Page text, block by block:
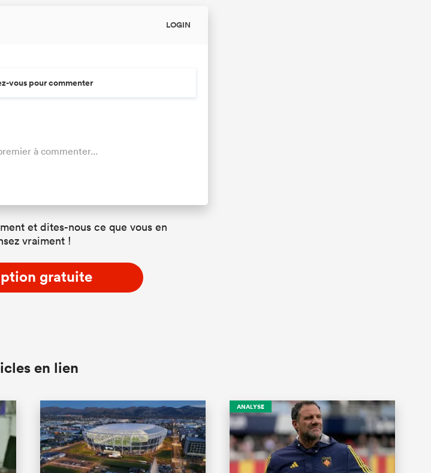
LOGIN
vous pour commenter
à commenter...
et dites-nous ce que vous en
vraiment !
gratuite
en lien
ANALYSE